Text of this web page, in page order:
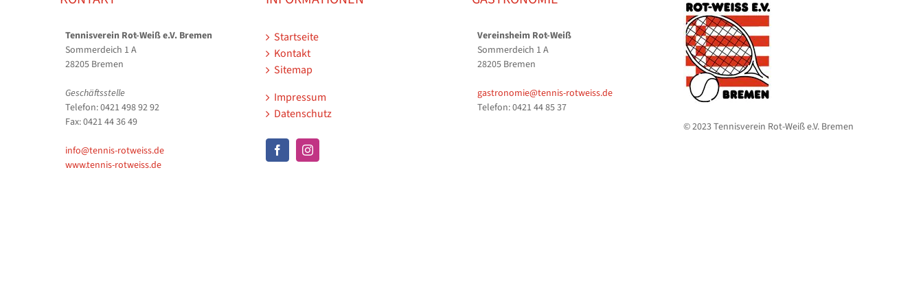
Tennisverein Rot-Weiß e.V. Bremen
Sommerdeich 1 A
28205 Bremen
Geschäftsstelle
Telefon: 0421 498 92 92
Fax: 0421 44 36 49
info@tennis-rotweiss.de
www.tennis-rotweiss.de
Startseite
Kontakt
Sitemap
Impressum
Datenschutz
Vereinsheim Rot-Weiß
Sommerdeich 1 A
28205 Bremen
gastronomie@tennis-rotweiss.de
Telefon: 0421 44 85 37
© 2023 Tennisverein Rot-Weiß e.V. Bremen